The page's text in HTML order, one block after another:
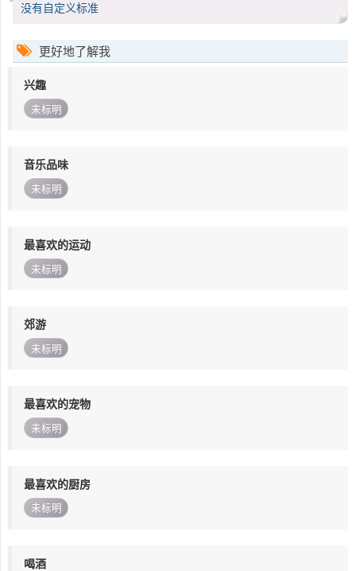
没有自定义标准
更好地了解我
兴趣
未标明
音乐品味
未标明
最喜欢的运动
未标明
郊游
未标明
最喜欢的宠物
未标明
最喜欢的厨房
未标明
喝酒